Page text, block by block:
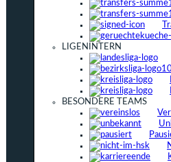
LIGENINTERN
BESONDERE TEAMS